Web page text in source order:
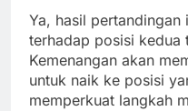
Ya, hasil
terhadap posisi kedua
Kemenangan akan
untuk naik ke posisi
memperkuat langkah